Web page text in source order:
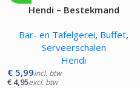
Hendi – Bestekmand
Bar- en Tafelgerei, Buffet,
Serveerschalen
Hendi
€ 5,99incl. btw
€ 4,95excl. btw